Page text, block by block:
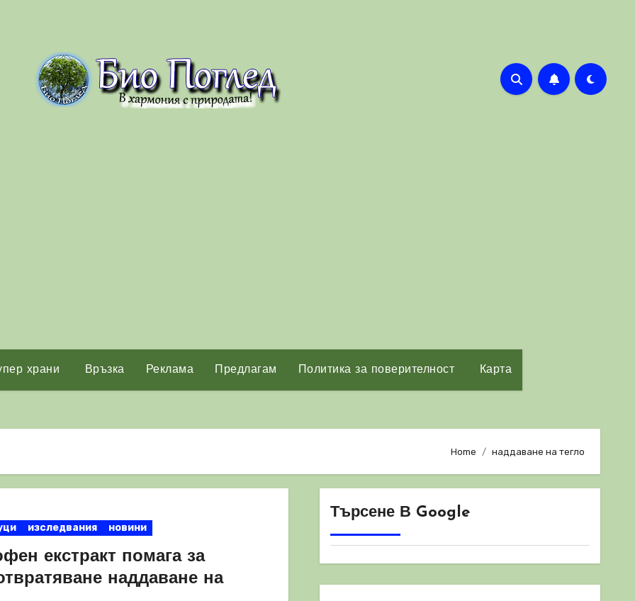
храни Връзка Реклама Предлагам Политика за поверителност Карта
Home наддаване на тегло
изследвания новини
екстракт помага за
наддаване на
Търсене В Google